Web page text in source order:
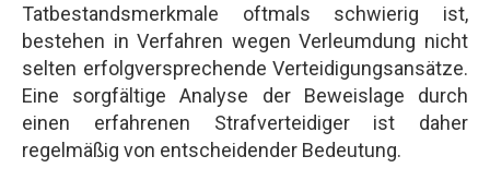
Tatbestandsmerkmale oftmals schwierig ist,
bestehen in Verfahren wegen Verleumdung nicht
selten erfolgversprechende Verteidigungsansätze.
Eine sorgfältige Analyse der Beweislage durch
einen erfahrenen Strafverteidiger ist daher
regelmäßig von entscheidender Bedeutung.